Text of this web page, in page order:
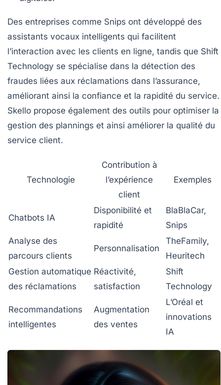
Des entreprises comme Snips ont développé des
assistants vocaux intelligents qui facilitent
l’interaction avec les clients en ligne, tandis que Shift
Technology se spécialise dans la détection des
fraudes liées aux réclamations dans l’assurance,
améliorant ainsi la confiance et la rapidité du service.
Skello propose également des outils pour optimiser la
gestion des plannings et ainsi améliorer la qualité du
service client.
Technologie
Contribution à
l’expérience
client
Exemples
Chatbots IA
Disponibilité et
rapidité
BlaBlaCar,
Snips
Analyse des
parcours clients
Personnalisation
TheFamily,
Heuritech
Gestion automatique
des réclamations
Réactivité,
satisfaction
Shift
Technology
Recommandations
intelligentes
Augmentation
des ventes
L’Oréal et
innovations
IA